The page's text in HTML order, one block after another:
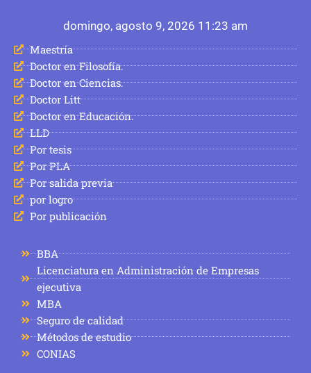
domingo, agosto 9, 2026 11:23 am
Maestría
Doctor en Filosofía.
Doctor en Ciencias.
Doctor Litt
Doctor en Educación.
LLD
Por tesis
Por PLA
Por salida previa
por logro
Por publicación
BBA
Licenciatura en Administración de Empresas
ejecutiva
MBA
Seguro de calidad
Métodos de estudio
CONIAS